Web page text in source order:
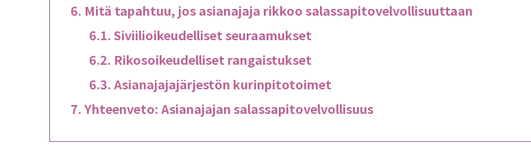
Mitä tapahtuu, jos asianajaja rikkoo salassapitovelvollisuuttaan
Siviilioikeudelliset seuraamukset
Rikosoikeudelliset rangaistukset
Asianajajajärjestön kurinpitotoimet
Yhteenveto: Asianajajan salassapitovelvollisuus